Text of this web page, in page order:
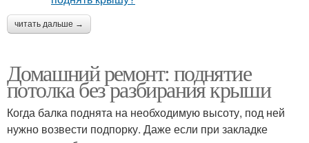
читать дальше →
Домашний ремонт: поднятие
потолка без разбирания крыши
Когда балка поднята на необходимую высоту, под ней
нужно возвести подпорку. Даже если при закладке